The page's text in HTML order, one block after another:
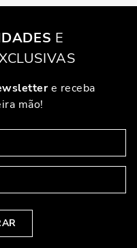
E
e receba
mão!